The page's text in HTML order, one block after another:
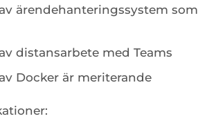
ärendehanteringssystem som
distansarbete med Teams
Docker är meriterande